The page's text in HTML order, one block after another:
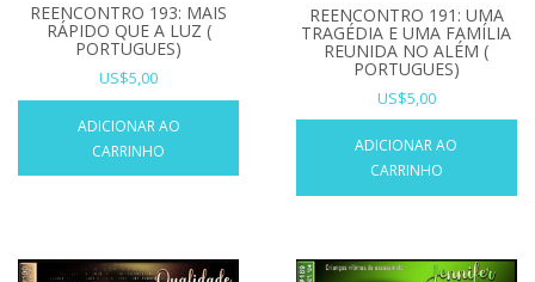
REENCONTRO 193: MAIS
RÁPIDO QUE A LUZ (
PORTUGUES)
US$5,00
ADICIONAR AO
CARRINHO
REENCONTRO 191: UMA
TRAGÉDIA E UMA FAMÍLIA
REUNIDA NO ALÉM (
PORTUGUES)
US$5,00
ADICIONAR AO
CARRINHO